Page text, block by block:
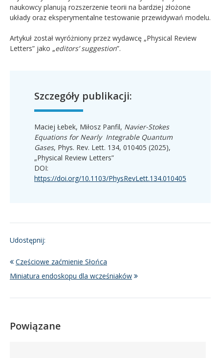
naukowcy planują rozszerzenie teorii na bardziej złożone
układy oraz eksperymentalne testowanie przewidywań modelu.
Artykuł został wyróżniony przez wydawcę „Physical Review
Letters” jako „editors’ suggestion”.
Szczegóły publikacji:
Maciej Łebek, Miłosz Panfil, Navier-Stokes
Equations for Nearly Integrable Quantum
Gases, Phys. Rev. Lett. 134, 010405 (2025),
„Physical Review Letters”
DOI:
https://doi.org/10.1103/PhysRevLett.134.010405
Udostępnij:
Częściowe zaćmienie Słońca
Miniatura endoskopu dla wcześniaków
Powiązane